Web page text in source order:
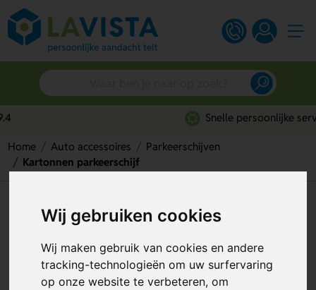
Wij gebruiken cookies
Wij maken gebruik van cookies en andere
tracking-technologieën om uw surfervaring
op onze website te verbeteren, om
Snelle persoonlijke service
Home Auto accessoires
Parkeerschijven
Kartonnen parkeerschijf
Kartonnen parkeerschijf